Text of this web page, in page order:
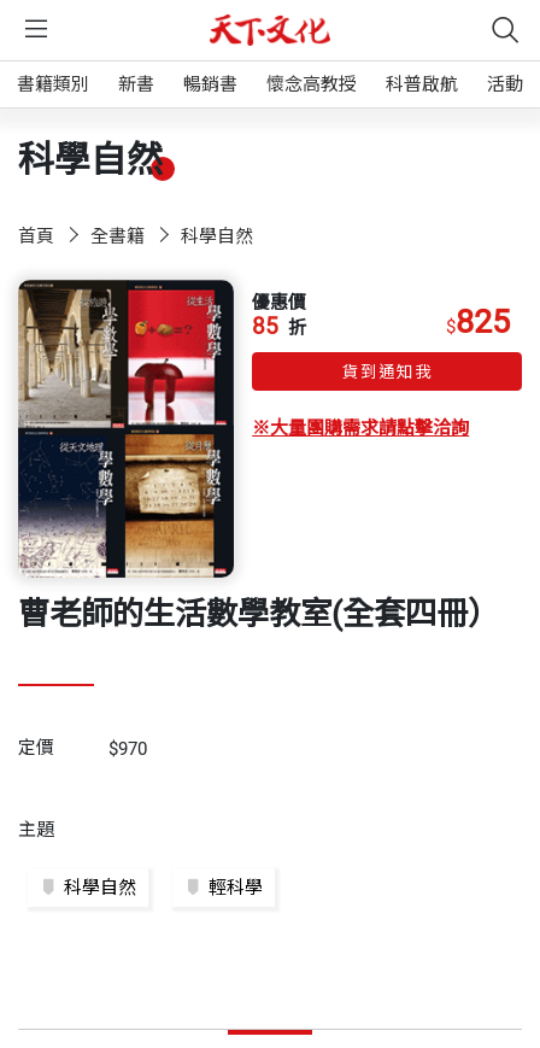
書籍類別 新書 暢銷書 懷念高教授 科普啟航 活動
科學自然
首頁 全書籍 科學自然
優惠價
85 折 $825
貨到通知我
※大量團購需求請點擊洽詢
曹老師的生活數學教室(全套四冊）
定價 $970
主題
科學自然 輕科學